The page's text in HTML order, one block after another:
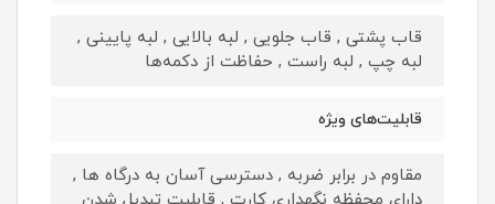
قاب پشتی , قاب جلویی , لبه بالایی , لبه پایینی ,
لبه چپ , لبه راست , حفاظت از دکمه‌ها
قابلیت‌های ویژه
مقاوم در برابر ضربه , دسترسی آسان به درگاه ها ,